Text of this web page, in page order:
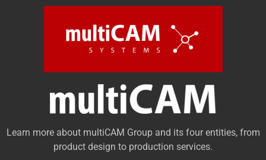
Learn more about multiCAM Group and its four entities, from
product design to production services.